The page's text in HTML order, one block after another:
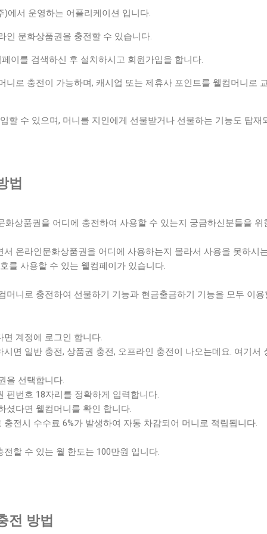
에서 운영하는 어플리케이션 입니다.
인 문화상품권을 충전할 수 있습니다.
이를 검색하신 후 설치하시고 회원가입을 합니다.
니로 충전이 가능하며, 캐시업 또는 제휴사 포인트를 웰컴머니로
할 수 있으며, 머니를 지인에게 선물받거나 선물하는 기능도 탑재
법
화상품권을 어디에 충전하여 사용할 수 있는지 궁금하신분들을 위
온라인문화상품권을 어디에 사용하는지 몰라서 사용을 못하시
를 사용할 수 있는 웰컴페이가 있습니다.
머니로 충전하여 선물하기 기능과 현금출금하기 기능을 모두 이용
계정에 로그인 합니다.
면 일반 충전, 상품권 충전, 오프라인 충전이 나오는데요. 여기서
을 선택합니다.
핀번호 18자리를 정확하게 입력합니다.
셨다면 웰컴머니를 확인 합니다.
전시 수수료 6%가 발생하여 자동 차감되어 머니로 적립됩니다.
할 수 있는 월 한도는 100만원 입니다.
전 방법